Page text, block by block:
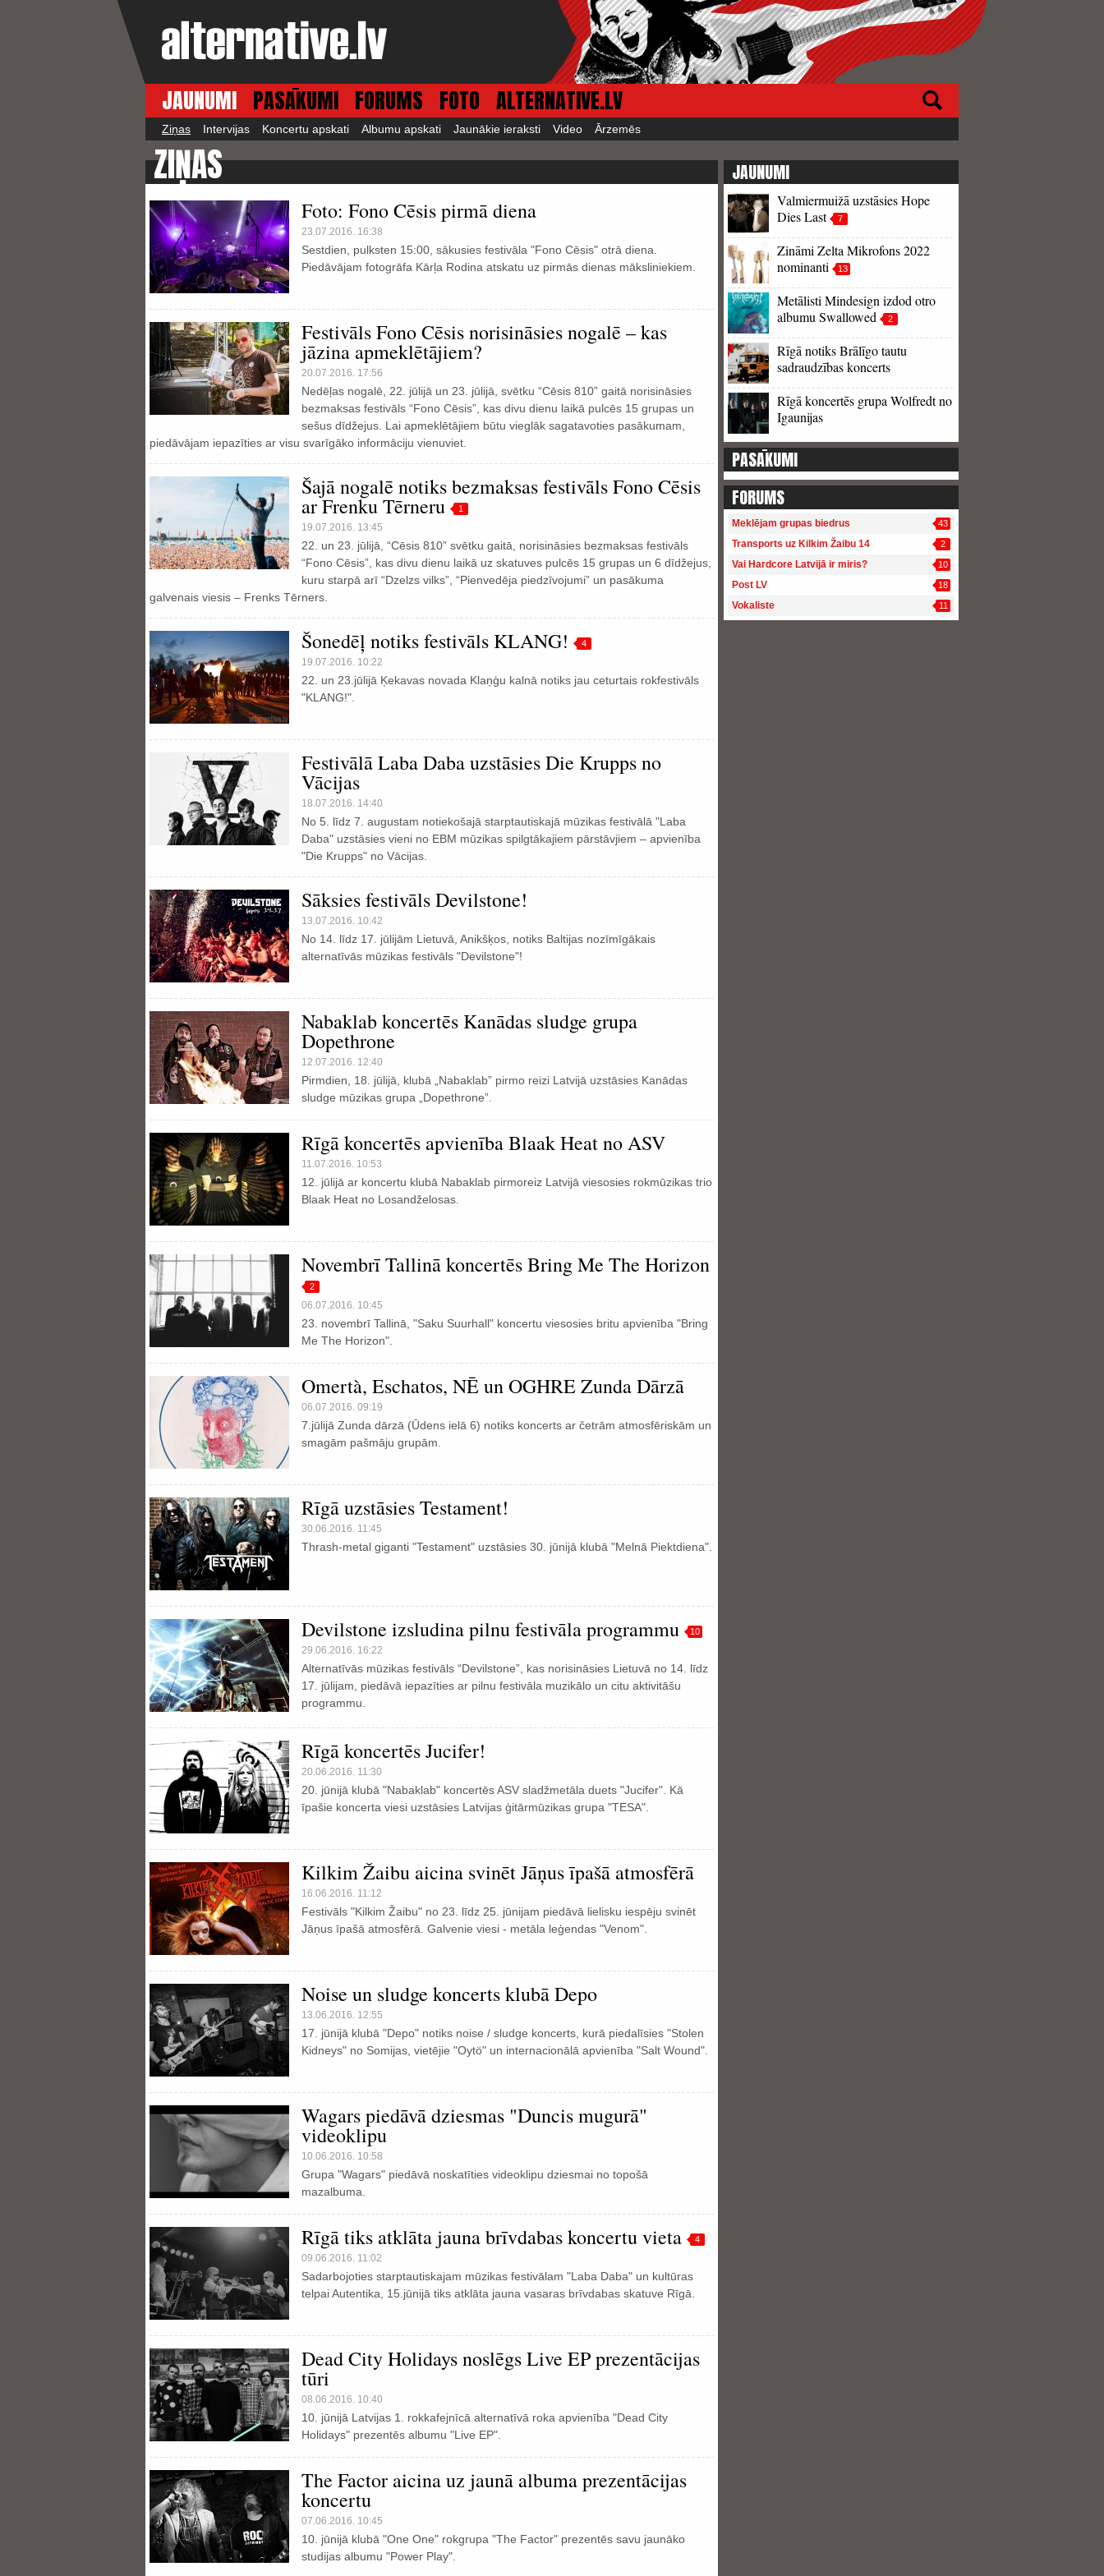
JAUNUMI PASĀKUMI FORUMS FOTO ALTERNATIVE.LV
Ziņas Intervijas Koncertu apskati Albumu apskati Jaunākie ieraksti Video Ārzemēs
ZIŅAS
Foto: Fono Cēsis pirmā diena
23.07.2016. 16:38
Sestdien, pulksten 15:00, sākusies festivāla "Fono Cēsis" otrā diena.
Piedāvājam fotogrāfa Kārļa Rodina atskatu uz pirmās dienas māksliniekiem.
Festivāls Fono Cēsis norisināsies nogalē – kas
jāzina apmeklētājiem?
20.07.2016. 17:56
Nedēļas nogalē, 22. jūlijā un 23. jūlijā, svētku “Cēsis 810” gaitā norisināsies
bezmaksas festivāls “Fono Cēsis”, kas divu dienu laikā pulcēs 15 grupas un
sešus dīdžejus. Lai apmeklētājiem būtu vieglāk sagatavoties pasākumam,
piedāvājam iepazīties ar visu svarīgāko informāciju vienuviet.
Šajā nogalē notiks bezmaksas festivāls Fono Cēsis
ar Frenku Tērneru 1
19.07.2016. 13:45
22. un 23. jūlijā, “Cēsis 810” svētku gaitā, norisināsies bezmaksas festivāls
“Fono Cēsis”, kas divu dienu laikā uz skatuves pulcēs 15 grupas un 6 dīdžejus,
kuru starpā arī “Dzelzs vilks”, “Pienvedēja piedzīvojumi” un pasākuma
galvenais viesis – Frenks Tērners.
Šonedēļ notiks festivāls KLANG! 4
19.07.2016. 10:22
22. un 23.jūlijā Ķekavas novada Klaņģu kalnā notiks jau ceturtais rokfestivāls
"KLANG!".
Festivālā Laba Daba uzstāsies Die Krupps no
Vācijas
18.07.2016. 14:40
No 5. līdz 7. augustam notiekošajā starptautiskajā mūzikas festivālā "Laba
Daba" uzstāsies vieni no EBM mūzikas spilgtākajiem pārstāvjiem – apvienība
"Die Krupps" no Vācijas.
Sāksies festivāls Devilstone!
13.07.2016. 10:42
No 14. līdz 17. jūlijām Lietuvā, Anikšķos, notiks Baltijas nozīmīgākais
alternatīvās mūzikas festivāls "Devilstone"!
Nabaklab koncertēs Kanādas sludge grupa
Dopethrone
12.07.2016. 12:40
Pirmdien, 18. jūlijā, klubā „Nabaklab” pirmo reizi Latvijā uzstāsies Kanādas
sludge mūzikas grupa „Dopethrone”.
Rīgā koncertēs apvienība Blaak Heat no ASV
11.07.2016. 10:53
12. jūlijā ar koncertu klubā Nabaklab pirmoreiz Latvijā viesosies rokmūzikas trio
Blaak Heat no Losandželosas.
Novembrī Tallinā koncertēs Bring Me The Horizon
2
06.07.2016. 10:45
23. novembrī Tallinā, "Saku Suurhall" koncertu viesosies britu apvienība "Bring
Me The Horizon".
Omertà, Eschatos, NĒ un OGHRE Zunda Dārzā
06.07.2016. 09:19
7.jūlijā Zunda dārzā (Ūdens ielā 6) notiks koncerts ar četrām atmosfēriskām un
smagām pašmāju grupām.
Rīgā uzstāsies Testament!
30.06.2016. 11:45
Thrash-metal giganti "Testament" uzstāsies 30. jūnijā klubā "Melnā Piektdiena".
Devilstone izsludina pilnu festivāla programmu 10
29.06.2016. 16:22
Alternatīvās mūzikas festivāls “Devilstone”, kas norisināsies Lietuvā no 14. līdz
17. jūlijam, piedāvā iepazīties ar pilnu festivāla muzikālo un citu aktivitāšu
programmu.
Rīgā koncertēs Jucifer!
20.06.2016. 11:30
20. jūnijā klubā "Nabaklab" koncertēs ASV sladžmetāla duets "Jucifer". Kā
īpašie koncerta viesi uzstāsies Latvijas ģitārmūzikas grupa "TESA".
Kilkim Žaibu aicina svinēt Jāņus īpašā atmosfērā
16.06.2016. 11:12
Festivāls "Kilkim Žaibu" no 23. līdz 25. jūnijam piedāvā lielisku iespēju svinēt
Jāņus īpašā atmosfērā. Galvenie viesi - metāla leģendas "Venom".
Noise un sludge koncerts klubā Depo
13.06.2016. 12:55
17. jūnijā klubā "Depo" notiks noise / sludge koncerts, kurā piedalīsies "Stolen
Kidneys" no Somijas, vietējie "Oytö" un internacionālā apvienība "Salt Wound".
Wagars piedāvā dziesmas "Duncis mugurā"
videoklipu
10.06.2016. 10:58
Grupa "Wagars" piedāvā noskatīties videoklipu dziesmai no topošā
mazalbuma.
Rīgā tiks atklāta jauna brīvdabas koncertu vieta 4
09.06.2016. 11:02
Sadarbojoties starptautiskajam mūzikas festivālam "Laba Daba" un kultūras
telpai Autentika, 15.jūnijā tiks atklāta jauna vasaras brīvdabas skatuve Rīgā.
Dead City Holidays noslēgs Live EP prezentācijas
tūri
08.06.2016. 10:40
10. jūnijā Latvijas 1. rokkafejnīcā alternatīvā roka apvienība "Dead City
Holidays" prezentēs albumu "Live EP".
The Factor aicina uz jaunā albuma prezentācijas
koncertu
07.06.2016. 10:45
10. jūnijā klubā "One One" rokgrupa "The Factor" prezentēs savu jaunāko
studijas albumu "Power Play".
JAUNUMI
Valmiermuižā uzstāsies Hope
Dies Last
7
Zināmi Zelta Mikrofons 2022
nominanti
13
Metālisti Mindesign izdod otro
albumu Swallowed
2
Rīgā notiks Brālīgo tautu
sadraudzības koncerts
Rīgā koncertēs grupa Wolfredt no
Igaunijas
PASĀKUMI
FORUMS
Meklējam grupas biedrus 43
Transports uz Kilkim Žaibu 14 2
Vai Hardcore Latvijā ir miris? 10
Post LV 18
Vokaliste 11